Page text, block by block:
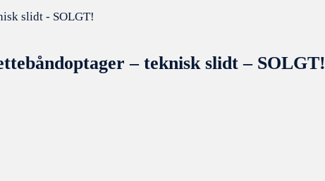
– teknisk slidt – SOLGT!